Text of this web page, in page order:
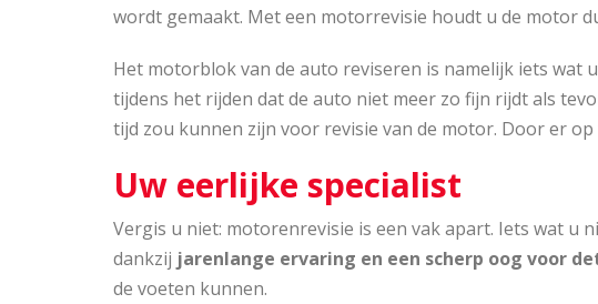
wordt gemaakt. Met een motorrevisie houdt u de motor
Het motorblok van de auto reviseren is namelijk iets
tijdens het rijden dat de auto niet meer zo fijn rijdt als
tijd zou kunnen zijn voor revisie van de motor. Door er
Uw eerlijke specialist
Vergis u niet: motorenrevisie is een vak apart. Iets wat u
dankzij jarenlange ervaring en een scherp oog voor
de voeten kunnen.